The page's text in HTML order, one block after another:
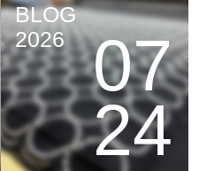
BLOG
2026
07
24